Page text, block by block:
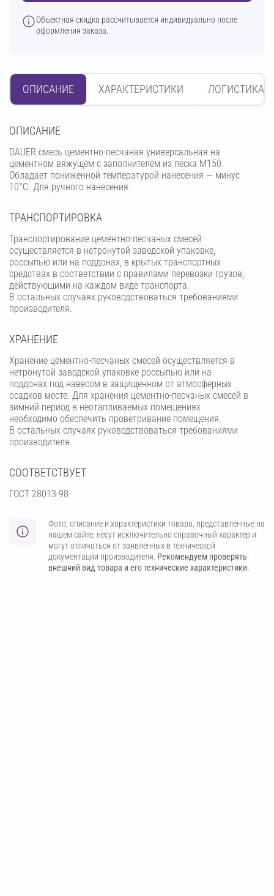
Объектная скидка рассчитывается индивидуально после
оформления заказа.
ОПИСАНИЕ ХАРАКТЕРИСТИКИ ЛОГИСТИКА
OПИСАНИЕ
DAUER смесь цементно-песчаная универсальная на
цементном вяжущем с заполнителем из песка М150.
Обладает пониженной температурой нанесения — минус
10°С. Для ручного нанесения.
ТРАНСПОРТИРОВКА
Транспортирование цементно-песчаных смесей
осуществляется в нетронутой заводской упаковке,
россыпью или на поддонах, в крытых транспортных
средствах в соответствии с правилами перевозки грузов,
действующими на каждом виде транспорта.
В остальных случаях руководствоваться требованиями
производителя.
ХРАНЕНИЕ
Хранение цементно-песчаных смесей осуществляется в
нетронутой заводской упаковке россыпью или на
поддонах под навесом в защищенном от атмосферных
осадков месте. Для хранения цементно-песчаных смесей в
зимний период в неотапливаемых помещениях
необходимо обеспечить проветривание помещения.
В остальных случаях руководствоваться требованиями
производителя.
СООТВЕТСТВУЕТ
ГОСТ 28013-98
Фото, описание и характеристики товара, представленные на
нашем сайте, несут исключительно справочный характер и
могут отличаться от заявленных в технической
документации производителя. Рекомендуем проверять
внешний вид товара и его технические характеристики.